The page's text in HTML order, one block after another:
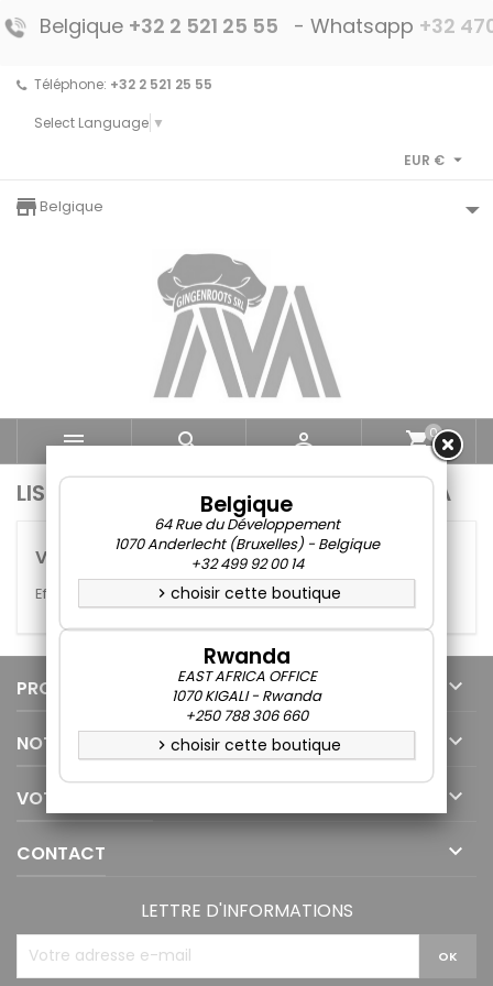
Belgique +32 2 521 25 55 - Whatsapp +32
Téléphone: +32 2 521 25 55
Select Language ▼
EUR € 
storefront
Belgique
   shopping_cart0
LISTE DES PRODUITS DE LA MARQUE BRITA
Veuillez nous excuser pour le désagrément.
Effectuez une nouvelle recherche
PRODUITS 
NOTRE SOCIÉTÉ 
VOTRE COMPTE 
CONTACT 
LETTRE D'INFORMATIONS
Belgique
64 Rue du Développement
1070 Anderlecht (Bruxelles) - Belgique
+32 499 92 00 14
chevron_right choisir cette boutique
Rwanda
EAST AFRICA OFFICE
1070 KIGALI - Rwanda
+250 788 306 660
chevron_right choisir cette boutique